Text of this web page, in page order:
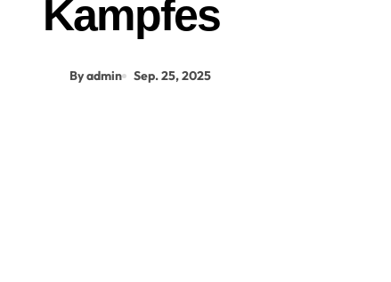
Kampfes
By admin Sep. 25, 2025